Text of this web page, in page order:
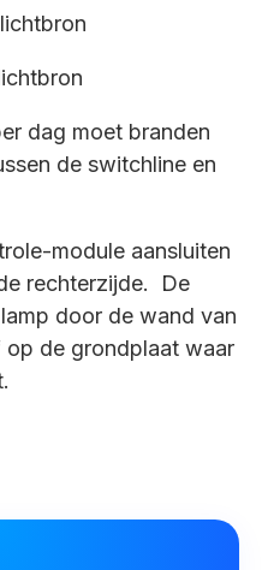
dag moet branden
de switchline en
module aansluiten
rechterzijde. De
door de wand van
op de grondplaat waar